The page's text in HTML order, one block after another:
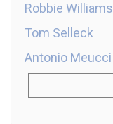
Robbie Williams
Tom Selleck
Antonio Meucci